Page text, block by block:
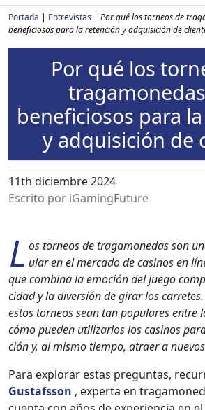
Portada | Entrevistas | Por qué los torneos de
beneficiosos para la retención y adquisición de
Por qué los
beneficiosos para
y adquisición de
11th diciembre 2024
Escrito por iGamingFuture
L os tor­neos de trag­a­monedas son
u­lar en el mer­ca­do de casi­nos en
que com­bi­na la emo­ción del juego
ci­dad y la diver­sión de girar los
estos tor­neos sean tan pop­u­lares entre
cómo pueden uti­lizar­los los casi­nos
ción y, al mis­mo tiem­po, atraer a
Para explo­rar estas pre­gun­tas,
Gustafs­son , exper­ta en